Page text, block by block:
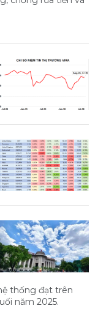
thống đạt trên
năm 2025.